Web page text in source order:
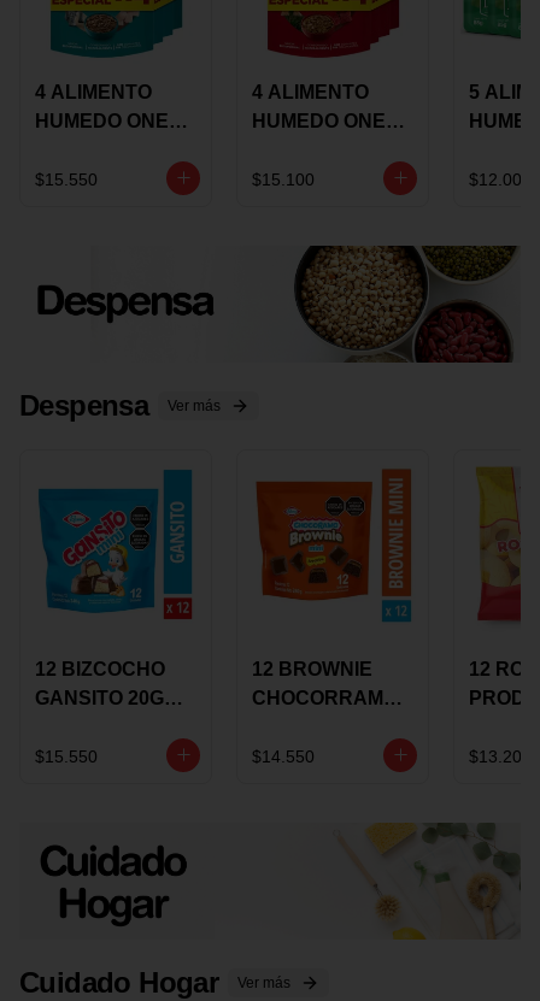
4 ALIMENTO
HUMEDO ONE
85 GRS
$15.550
4 ALIMENTO
HUMEDO ONE
85 GRS
$15.100
5
$12.000
Despensa Ver más
12 BIZCOCHO
GANSITO 20G
MERMELADA
$15.550
12 BROWNIE
CHOCORRAMO
X 20 GRS
$14.550
12
X 15
$13.200
Cuidado Hogar Ver más